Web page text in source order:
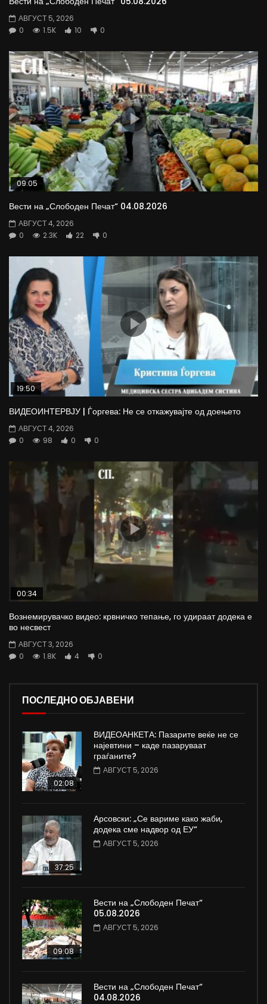
АВГУСТ 5, 2026
0
1.5K 10 0
09:05
Вести на „Слободен Печат“ 04.08.2026
АВГУСТ 4, 2026
0
2.3K 22 0
19:50
ВИДЕОИНТЕРВЈУ | Ѓоргева: Не се откажувајте од доењето
АВГУСТ 4, 2026
0
98 0 0
00:34
Вознемирувачко видео: крвничко тепање, го удираат додека е
во несвест
АВГУСТ 3, 2026
0
1.8K 4 0
ПОСЛЕДНО ОБЈАВЕНИ
02:08
ВИДЕОАНКЕТА: Пазарите веќе не се
најевтини – каде пазаруваат
граѓаните?
АВГУСТ 5, 2026
37:25
Арсовски: „Се вариме како жаби,
додека сме надвор од ЕУ“
АВГУСТ 5, 2026
09:08
Вести на „Слободен Печат“
05.08.2026
АВГУСТ 5, 2026
Вести на „Слободен Печат“
04.08.2026